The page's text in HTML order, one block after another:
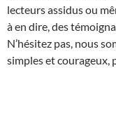
lecteurs assidus ou
à en dire, des
N’hésitez pas, nous
simples et courageux,